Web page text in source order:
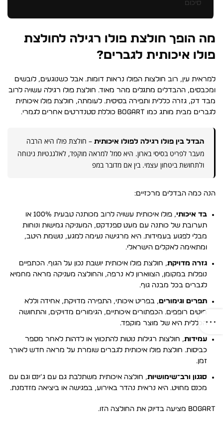
סיכום
מה הופך חולצת פולו רגילה לחולצת
פולו איכותית לגברים?
למראית עין, רוב חולצות הפולו נראות דומות. אבל כשנוגעים, לובשים
ומכבסים, ההבדלים מתגלים מהר מאוד. חולצת פולו רגילה עשויה לרוב
מבד דק, גזרה כללית ותפירה בסיסית. לעומתה, חולצת פולו איכותית
לגברים מבית מותג כמו BOGART כוללת סטנדרטים אחרים לגמרי.
הבדל בין פולו רגילה לפולו איכותית – חולצת פולו היא הרבה
מעבר לפריט בסיסי בארון. היא סמל למראה מוקפד, לאלגנטיות נינוחה
ולתחושת ביטחון עצמי. בין אם מדובר במפ
הנה כמה הבדלים מרכזיים:
בד איכותי
, פולו איכותית עשויה לרוב מכותנה טבעית 100% או
תערובת של כותנה עם מעט ספנדקס, המעניקה גמישות ונוחות
מבלי לפגוע בעמידות. היא מרגישה נעימה למגע, נושמת היטב,
ומתאימה לאקלים הישראלי.
גזרה מדויקת, חולצת פולו איכותית יושבת נכון על הגוף. הכתפיים
נופלות במקומן, הצווארון לא נרפה, והחולצה מעניקה מראה מחמיא
לגברים בכל מבנה גוף.
תפרים וגימורים, בפריט איכותי, התפירה מדויקת, אחידה וללא
חוטים רופפים. הכפתורים איכותיים, הגימורים מדויקים, והתחושה
הכללית היא של מוצר מוקפד.
עמידות, חולצות רגילות נוטות להתכווץ או לדהות לאחר מספר
כביסות. חולצת פולו איכותית לגברים שומרת על מראה חדש לאורך
זמן.
סגנון ורב־שימושיות, חולצה איכותית משתלבת גם עם ג’ינס וגם עם
מכנס מחויט. היא נראית נהדר באירוע, בפגישה או ביציאה מזדמנת.
BOGART מציעה בדיוק את החולצה הזו.